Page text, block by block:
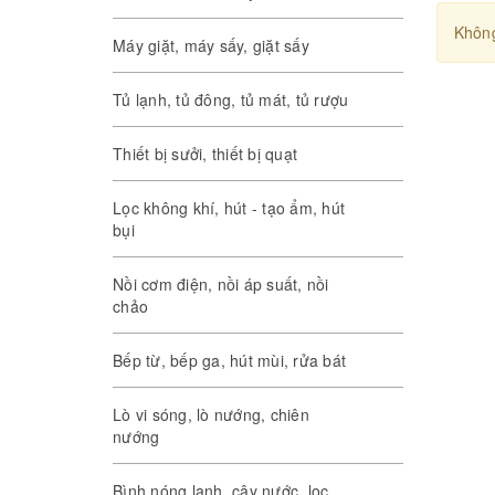
Máy giặt, máy sấy, giặt sấy
Tủ lạnh, tủ đông, tủ mát, tủ rượu
Thiết bị sưởi, thiết bị quạt
Lọc không khí, hút - tạo ẩm, hút
bụi
Nồi cơm điện, nồi áp suất, nồi
chảo
Bếp từ, bếp ga, hút mùi, rửa bát
Lò vi sóng, lò nướng, chiên
nướng
Bình nóng lạnh, cây nước, lọc